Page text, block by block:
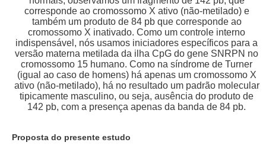
corresponde ao cromossomo X ativo (não-metilado) e
também um produto de 84 pb que corresponde ao
cromossomo X inativado. Como um controle interno
indispensável, nós usamos iniciadores específicos para a
versão materna metilada da ilha CpG do gene SNRPN no
cromossomo 15 humano. Como na síndrome de Turner
(igual ao caso de homens) há apenas um cromossomo X
ativo (não-metilado), há no resultado um padrão molecular
tipicamente masculino, ou seja, ausência do produto de
142 pb, com a presença apenas da banda de 84 pb.
Proposta do presente estudo